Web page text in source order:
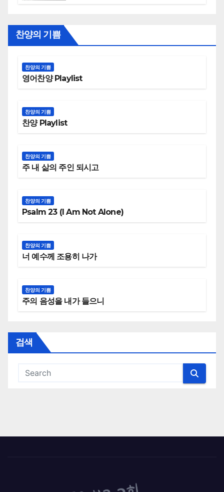
찬양의 기쁨
찬양의 기쁨
영어찬양 Playlist
찬양의 기쁨
찬양 Playlist
찬양의 기쁨
주 내 삶의 주인 되시고
찬양의 기쁨
Psalm 23 (I Am Not Alone)
찬양의 기쁨
너 예수께 조용히 나가
찬양의 기쁨
주의 음성을 내가 들으니
검색